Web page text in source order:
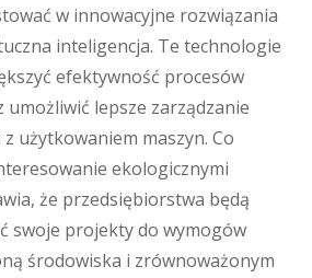
w innowacyjne rozwiązania
inteligencja. Te technologie
efektywność procesów
lepsze zarządzanie
użytkowaniem maszyn. Co
ekologicznymi
że przedsiębiorstwa będą
swoje projekty do wymogów
środowiska i zrównoważonym